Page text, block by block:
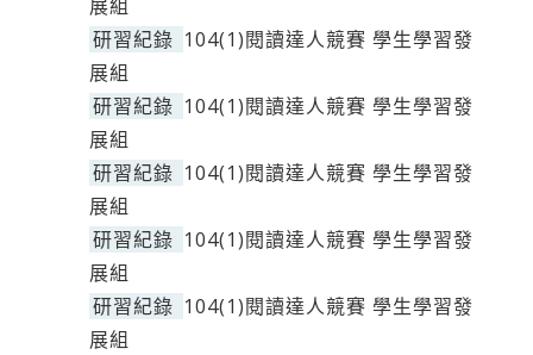
展組
研習紀錄 104(1)閱讀達人競賽 學生學習發
展組
研習紀錄 104(1)閱讀達人競賽 學生學習發
展組
研習紀錄 104(1)閱讀達人競賽 學生學習發
展組
研習紀錄 104(1)閱讀達人競賽 學生學習發
展組
研習紀錄 104(1)閱讀達人競賽 學生學習發
展組